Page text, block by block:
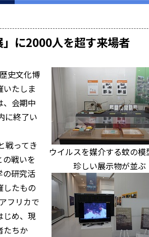
」に2000人を超す来場者
史文化博
いたしま
、会期中
に終了い
戦ってき
戦いを
の研究活
したもの
フリカで
じめ、現
たちか
ウイルスを媒介する蚊の模
珍しい展示物が並ぶ